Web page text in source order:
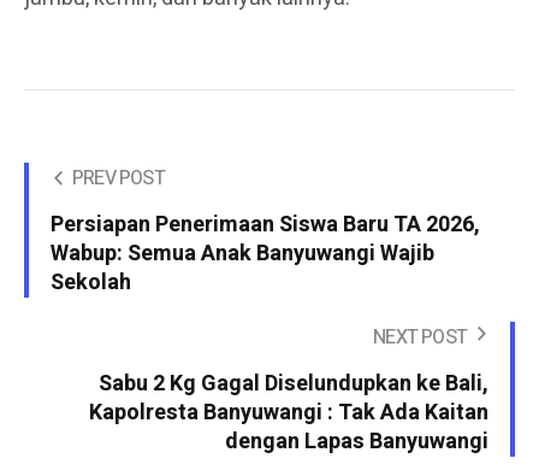
PREV POST
Persiapan Penerimaan Siswa Baru TA 2026,
Wabup: Semua Anak Banyuwangi Wajib
Sekolah
NEXT POST
Sabu 2 Kg Gagal Diselundupkan ke Bali,
Kapolresta Banyuwangi : Tak Ada Kaitan
dengan Lapas Banyuwangi